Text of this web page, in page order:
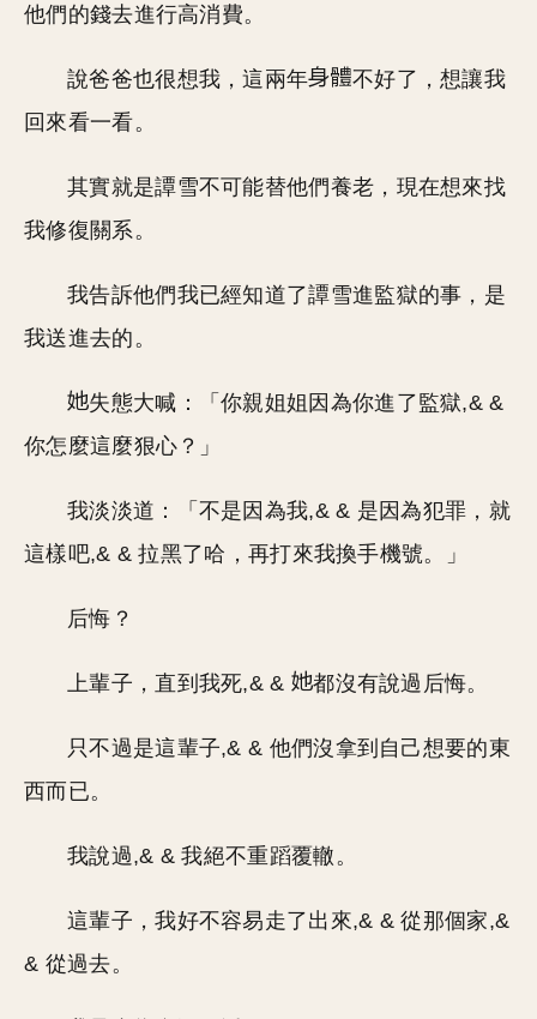
他們的錢去進行高消費。
說爸爸也很想我，這兩年
不好了，想讓我
回來看一看。
其實就是譚雪不可能替他們養老，現在想來找
我修復關系。
我告訴他們我已經知道了譚雪進監獄的事，是
我送進去的。
失態大喊：「你親姐姐因為你進了監獄,& &
你怎麼這麼狠心？」
我淡淡道：「不是因為我,& & 是因為犯罪，就
這樣吧,& & 拉黑了哈，再打來我換手機號。」
后悔？
上輩子，直到我死,& & 都沒有說過后悔。
只不過是這輩子,& & 他們沒拿到自己想要的東
西而已。
我說過,& & 我絕不重蹈覆轍。
這輩子，我好不容易走了出來,& & 從那個家,&
& 從過去。